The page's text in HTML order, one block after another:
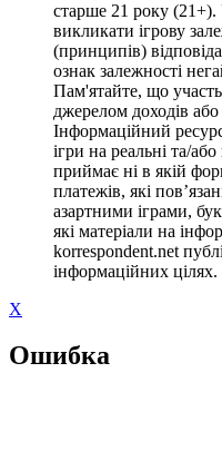
старше 21 року (21+).
викликати ігрову
(принципів)
ознак залежності
Пам'ятайте, що
джерелом доходів
Інформаційний
ігри на реальні та/
приймає ні в якій
платежів, які
азартними іграми,
які матеріали на
korrespondent.net
інформаційних цілях.
X
Ошибка